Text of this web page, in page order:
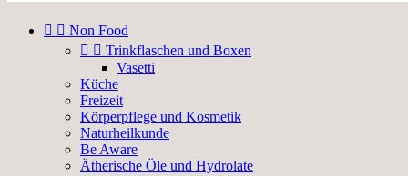
  Non Food
  Trinkflaschen und Boxen
Vasetti
Küche
Freizeit
Körperpflege und Kosmetik
Naturheilkunde
Be Aware
Ätherische Öle und Hydrolate